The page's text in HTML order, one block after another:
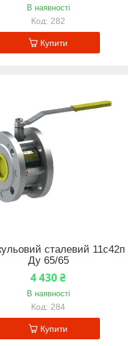
В наявності
282
Купити
сталевий 11с42п
Ду 65/65
4 430 ₴
В наявності
284
Купити